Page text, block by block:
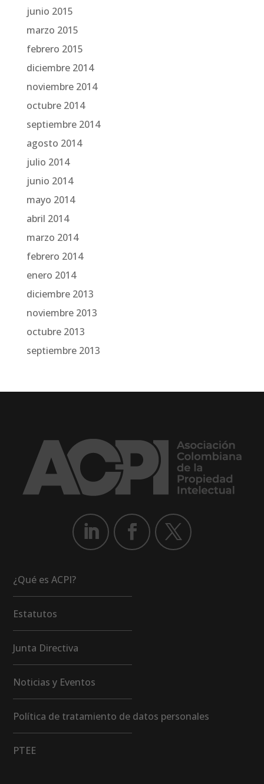
junio 2015
marzo 2015
febrero 2015
diciembre 2014
noviembre 2014
octubre 2014
septiembre 2014
agosto 2014
julio 2014
junio 2014
mayo 2014
abril 2014
marzo 2014
febrero 2014
enero 2014
diciembre 2013
noviembre 2013
octubre 2013
septiembre 2013
¿Qué es ACPI?
Estatutos
Junta Directiva
Noticias y Eventos
Política de tratamiento de datos personales
PTEE